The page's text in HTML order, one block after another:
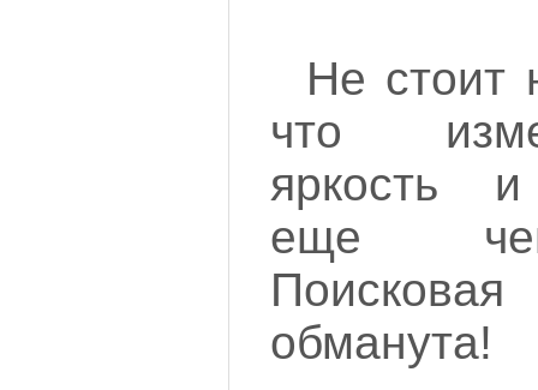
Не стоит
что
яркость и
еще
обманута!